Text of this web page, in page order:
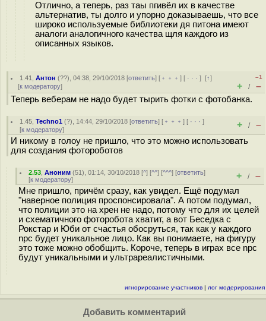
Отлично, а теперь, раз таы пгивёл их в качестве
альтернатив, ты долго и упорно доказываешь, что все
широко используемые библиотеки дя питона имеют
аналоги аналогичного качества щля каждого из
описанных языков.
1.41 ,Антон (??), 04:38, 29/10/2018 [ответить] [ ﹢﹢﹢] [ · · ·][↑]
[к модератору]
–1
+ / –
Теперь веберам не надо будет тырить фотки с фотобанка.
1.45 ,Techno1 (?), 14:44, 29/10/2018 [ответить] [ ﹢﹢﹢] [ · · ·]
[к модератору] + / –
И никому в голоу не пришло, что это можно использовать
для создания фотороботов
2.53 ,Аноним (51), 01:14, 30/10/2018 [^] [^^] [^^^] [ответить]
[к модератору] + / –
Мне пришло, причём сразу, как увидел. Ещё подумал
"наверное полиция проспонсировала". А потом подумал,
что полиции это на хрен не надо, потому что для их целей
и схематичного фоторобота хватит, а вот Беседка с
Рокстар и Юби от счастья обосруться, так как у каждого
npc будет уникальное лицо. Как вы понимаете, на фигуру
это тоже можно обобщить. Короче, теперь в играх все npc
будут уникальными и ультрареалистичными.
игнорирование участников | лог модерирования
Добавить комментарий